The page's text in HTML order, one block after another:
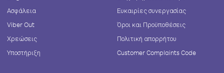
Ασφάλεια
Viber Out
Χρεώσεις
Υποστήριξη
Ευκαιρίες συνεργασίας
Όροι και Προϋποθέσεις
Πολιτική απορρήτου
Customer Complaints Code